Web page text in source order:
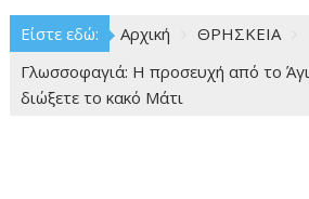
Είστε εδώ: Αρχική
ΘΡΗΣΚΕΙΑ
Γλωσσοφαγιά: Η προσευχή από το
διώξετε το κακό Μάτι